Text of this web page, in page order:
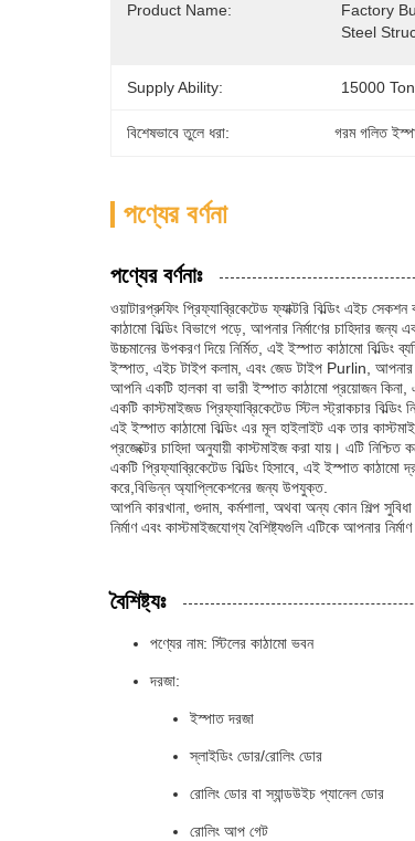
Product Name:
Factory
Steel
Supply Ability: 15000
বিশেষভাবে তুলে ধরা: গরম গলিত
পণ্যের বর্ণনা
পণ্যের বর্ণনাঃ
ওয়াটারপ্রুফিং প্রিফ্যাব্রিকেটেড ফ্যাক্টরি বিল্ডিং এইচ
কাঠামো বিল্ডিং বিভাগে পড়ে, আপনার নির্মাণের চাহিদার
উচ্চমানের উপকরণ দিয়ে নির্মিত, এই ইস্পাত কাঠামো
ইস্পাত, এইচ টাইপ কলাম, এবং জেড টাইপ Purlin, আপনার
আপনি একটি হালকা বা ভারী ইস্পাত কাঠামো প্রয়োজন
একটি কাস্টমাইজড প্রিফ্যাব্রিকেটেড স্টিল স্ট্রাকচার বিল্ডিং
এই ইস্পাত কাঠামো বিল্ডিং এর মূল হাইলাইট এক তার
প্রজেক্টের চাহিদা অনুযায়ী কাস্টমাইজ করা যায়। এটি
একটি প্রিফ্যাব্রিকেটেড বিল্ডিং হিসাবে, এই ইস্পাত
করে,বিভিন্ন অ্যাপ্লিকেশনের জন্য উপযুক্ত.
আপনি কারখানা, গুদাম, কর্মশালা, অথবা অন্য কোন শিল্প
নির্মাণ এবং কাস্টমাইজযোগ্য বৈশিষ্ট্যগুলি এটিকে আপনার
বৈশিষ্ট্যঃ
পণ্যের নাম: স্টিলের কাঠামো ভবন
দরজা:
ইস্পাত দরজা
স্লাইডিং ডোর/রোলিং ডোর
রোলিং ডোর বা স্যান্ডউইচ প্যানেল ডোর
রোলিং আপ গেট